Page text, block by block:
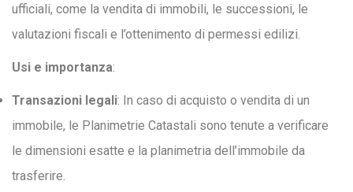
ufficiali, come la vendita di immobili, le successioni, le
valutazioni fiscali e l’ottenimento di permessi edilizi.
Usi e importanza:
Transazioni legali: In caso di acquisto o vendita di un
immobile, le Planimetrie Catastali sono tenute a verificare
le dimensioni esatte e la planimetria dell’immobile da
trasferire.